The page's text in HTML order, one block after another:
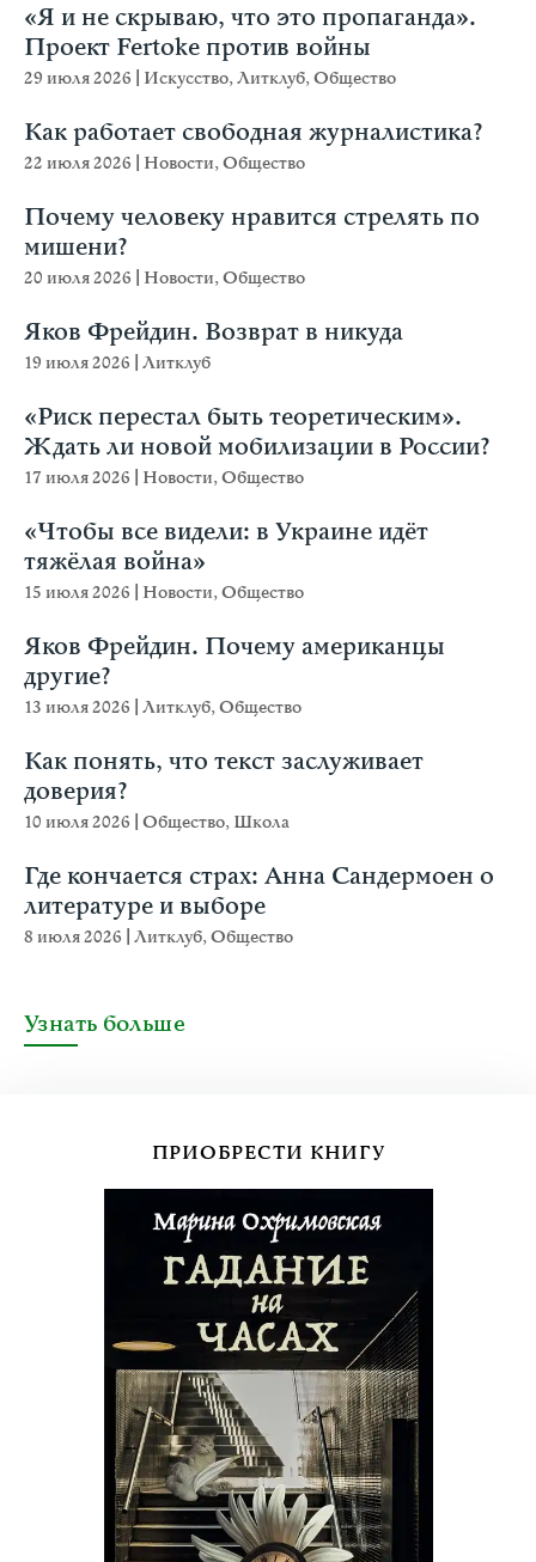
«Я и не скрываю, что это пропаганда».
Проект Fertoke против войны
29 июля 2026 Искусство,Литклуб,Общество
Как работает свободная журналистика?
22 июля 2026 Новости,Общество
Почему человеку нравится стрелять по
мишени?
20 июля 2026 Новости,Общество
Яков Фрейдин. Возврат в никуда
19 июля 2026 Литклуб
«Риск перестал быть теоретическим».
Ждать ли новой мобилизации в России?
17 июля 2026 Новости,Общество
«Чтобы все видели: в Украине идёт
тяжёлая война»
15 июля 2026 Новости,Общество
Яков Фрейдин. Почему американцы
другие?
13 июля 2026 Литклуб,Общество
Как понять, что текст заслуживает
доверия?
10 июля 2026 Общество, Школа
Где кончается страх: Анна Сандермоен о
литературе и выборе
8 июля 2026 Литклуб,Общество
Узнать больше
ПРИОБРЕСТИ КНИГУ